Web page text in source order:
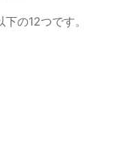
の12つです。